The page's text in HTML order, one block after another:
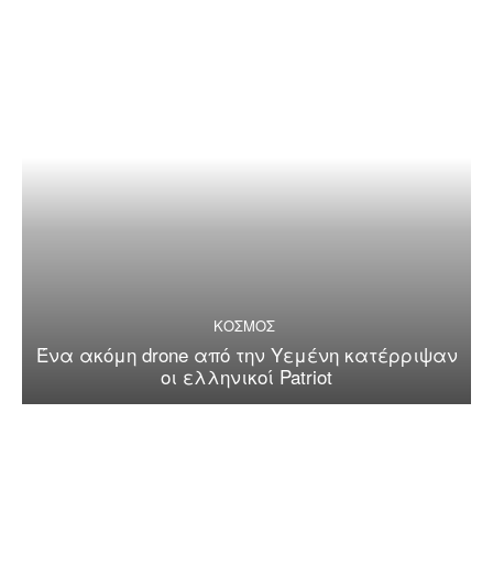
ΚΟΣΜΟΣ
Ένα ακόμη drone από την Υεμένη κατέρριψαν
οι ελληνικοί Patriot